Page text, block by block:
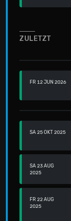
ZULETZT
FR 12 JUN 2026
SA 25 OKT 2025
SA 23 AUG
2025
FR 22 AUG
2025